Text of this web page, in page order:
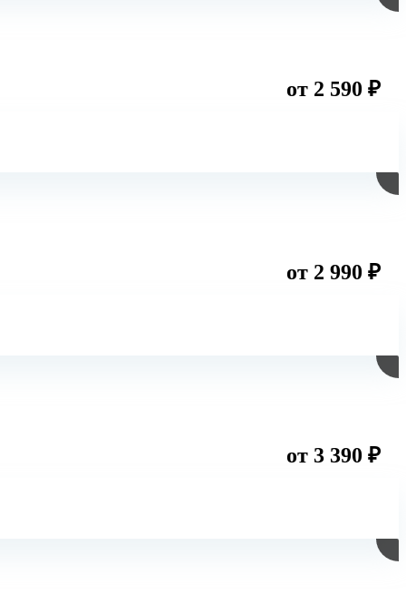
от 2 590 ₽
от 2 990 ₽
от 3 390 ₽